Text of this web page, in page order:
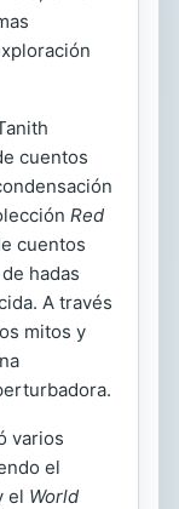
cuentos
Red
cuentos
hadas
A través
mitos y
varios
el
el World